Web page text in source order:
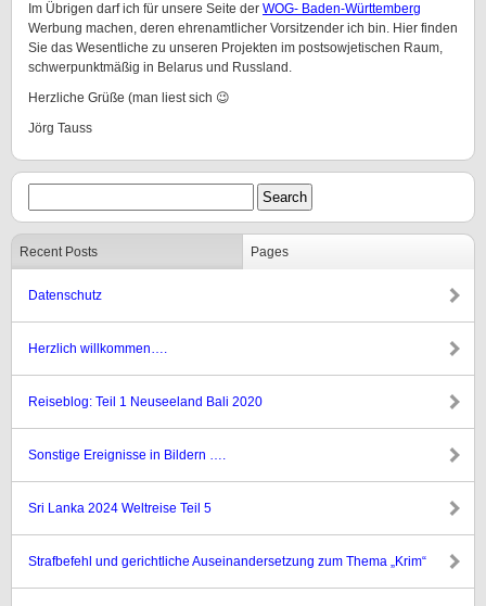
Im Übrigen darf ich für unsere Seite der WOG- Baden-Württemberg
Werbung machen, deren ehrenamtlicher Vorsitzender ich bin. Hier finden
Sie das Wesentliche zu unseren Projekten im postsowjetischen Raum,
schwerpunktmäßig in Belarus und Russland.
Herzliche Grüße (man liest sich 😉
Jörg Tauss
Recent Posts Pages
Datenschutz
Herzlich willkommen….
Reiseblog: Teil 1 Neuseeland Bali 2020
Sonstige Ereignisse in Bildern ….
Sri Lanka 2024 Weltreise Teil 5
Strafbefehl und gerichtliche Auseinandersetzung zum Thema „Krim“